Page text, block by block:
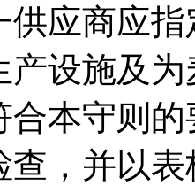
供应商应
产设施及
合本守则
查，并以